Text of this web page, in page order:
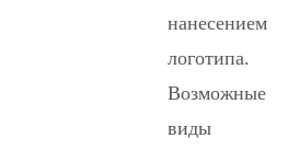
нанесением
логотипа.
Возможные
виды